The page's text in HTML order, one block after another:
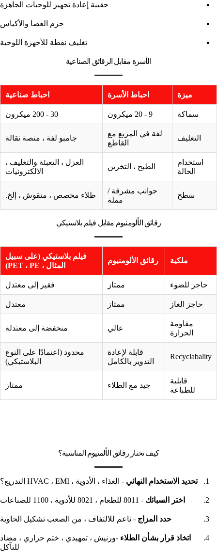
حقيبة إعادة تجهيز للوجبات الجاهزة
حزم العصا والأكياس
تغليف نفطة للأجهزة اللوحية
الأسرة مقابل الرقائق الصناعية
ميزة احباط الأسرة احباط صناعية
سماكة 9 - 20 ميكرون 30 - 200 ميكرون
التغليف
لفة في المربع مع
القاطع
جامبو لفة ، منصة نقالة
استخدام
الحالة
الطبخ ، التخزين
العزل ، التعبئة والتغليف ،
الالكترونيات
سطح
جوانب مشرقة /
مملة
طلاء مخصص ، منقوش ، إلخ.
رقائق الألومنيوم مقابل فيلم بلاستيكي
ملكية رقائق الألومنيوم
فيلم بلاستيكي (على سبيل
المثال ، PET ، PE)
حاجز للضوء ممتاز فقير إلى معتدل
حاجز الغاز ممتاز معتدل
مقاومة
الحرارة
عالي منخفضة إلى معتدلة
Recyclabality
قابلة لإعادة
التدوير بالكامل
محدود (اعتمادًا على النوع
البلاستيكي)
قابلية
للطباعة
جيد مع الطلاء ممتاز
كيف تختار رقائق الألمنيوم المناسبة؟
تحديد الاستخدام النهائي - الغذاء ، الأدوية ، HVAC ، EMI التدريع؟
اختر السبائك - 8011 للطعام ، 8021 للأدوية ، 1100 للصناعات
حدد المزاج - ناعم للالتفاف ، من الصعب تشكيل الحاوية
اتخاذ قرار بشأن الطلاء -ورنيش ، تمهيدي ، ختم حراري ، مضاد
للتآكل